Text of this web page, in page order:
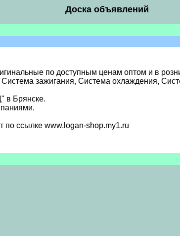
Доска объявлений
по доступным ценам оптом и в
зажигания, Система охлаждения,
в Брянске.
ссылке www.logan-shop.my1.ru